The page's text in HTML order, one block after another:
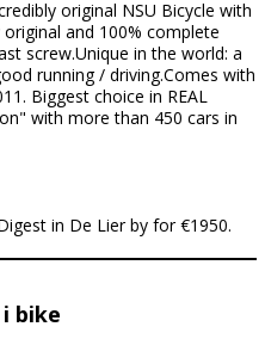
original NSU Bicycle with
and 100% complete
screw.Unique in the world: a
running / driving.Comes with
Biggest choice in REAL
with more than 450 cars in
in De Lier by for €1950.
bike